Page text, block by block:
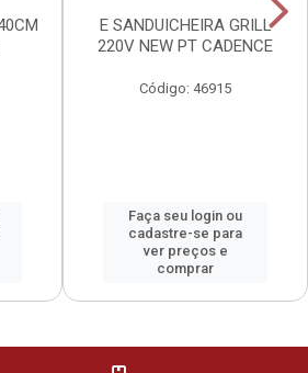
E SANDUICHEIRA GRILL
220V NEW PT CADENCE
Código: 46915
Faça seu login ou
cadastre-se para
ver preços e
comprar